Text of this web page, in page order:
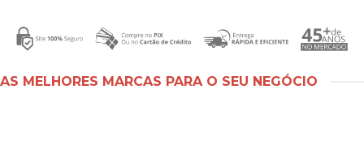
AS MELHORES MARCAS PARA O SEU NEGÓCIO